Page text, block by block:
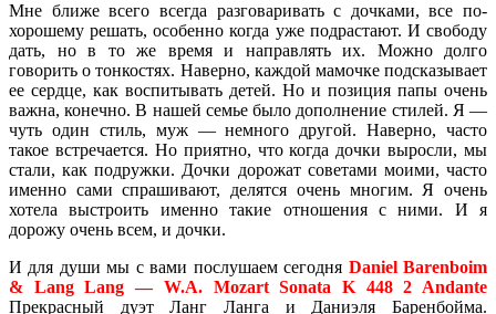
Мне ближе всего всегда разговаривать с дочками, все по-
хорошему решать, особенно когда уже подрастают. И свободу
дать, но в то же время и направлять их. Можно долго
говорить о тонкостях. Наверно, каждой мамочке подсказывает
ее сердце, как воспитывать детей. Но и позиция папы очень
важна, конечно. В нашей семье было дополнение стилей. Я —
чуть один стиль, муж — немного другой. Наверно, часто
такое встречается. Но приятно, что когда дочки выросли, мы
стали, как подружки. Дочки дорожат советами моими, часто
именно сами спрашивают, делятся очень многим. Я очень
хотела выстроить именно такие отношения с ними. И я
дорожу очень всем, и дочки.
И для души мы с вами послушаем сегодня Daniel Barenboim
& Lang Lang — W.A. Mozart Sonata K 448 2 Andante
Прекрасный дуэт Ланг Ланга и Даниэля Баренбойма.